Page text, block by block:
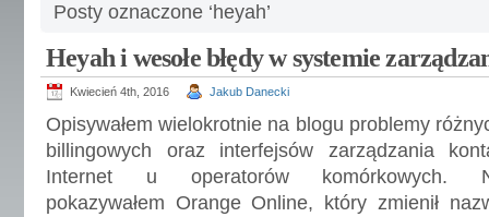
Posty oznaczone ‘heyah’
Heyah i wesołe błędy w systemie
Kwiecień 4th, 2016 Jakub Danecki
Opisywałem wielokrotnie na blogu problemy
billingowych oraz interfejsów zarządzania
Internet u operatorów komórkowych.
pokazywałem Orange Online, który zmienił